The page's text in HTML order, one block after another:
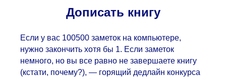
Дописать книгу
Если у вас 100500 заметок на компьютере,
нужно закончить хотя бы 1. Если заметок
немного, но вы все равно не завершаете книгу
(кстати, почему?), — горящий дедлайн конкурса